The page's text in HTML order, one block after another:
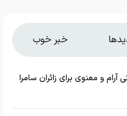
خبر خوب
آرام و معنوی برای زائران سامرا